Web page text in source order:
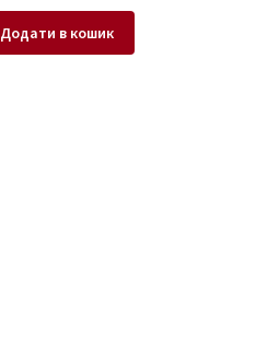
Додати в кошик